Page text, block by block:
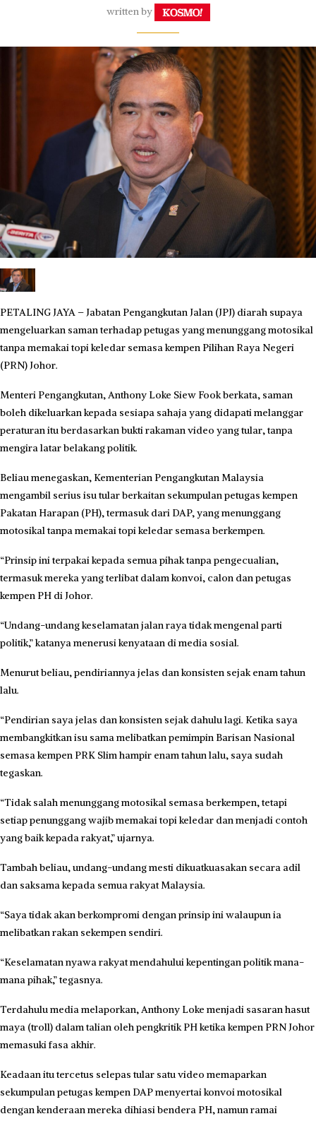
written by
PETALING JAYA – Jabatan Pengangkutan Jalan (JPJ) diarah supaya
mengeluarkan saman terhadap petugas yang menunggang motosikal
tanpa memakai topi keledar semasa kempen Pilihan Raya Negeri
(PRN) Johor.
Menteri Pengangkutan, Anthony Loke Siew Fook berkata, saman
boleh dikeluarkan kepada sesiapa sahaja yang didapati melanggar
peraturan itu berdasarkan bukti rakaman video yang tular, tanpa
mengira latar belakang politik.
Beliau menegaskan, Kementerian Pengangkutan Malaysia
mengambil serius isu tular berkaitan sekumpulan petugas kempen
Pakatan Harapan (PH), termasuk dari DAP, yang menunggang
motosikal tanpa memakai topi keledar semasa berkempen.
“Prinsip ini terpakai kepada semua pihak tanpa pengecualian,
termasuk mereka yang terlibat dalam konvoi, calon dan petugas
kempen PH di Johor.
“Undang-undang keselamatan jalan raya tidak mengenal parti
politik,” katanya menerusi kenyataan di media sosial.
Menurut beliau, pendiriannya jelas dan konsisten sejak enam tahun
lalu.
“Pendirian saya jelas dan konsisten sejak dahulu lagi. Ketika saya
membangkitkan isu sama melibatkan pemimpin Barisan Nasional
semasa kempen PRK Slim hampir enam tahun lalu, saya sudah
tegaskan.
“Tidak salah menunggang motosikal semasa berkempen, tetapi
setiap penunggang wajib memakai topi keledar dan menjadi contoh
yang baik kepada rakyat,” ujarnya.
Tambah beliau, undang-undang mesti dikuatkuasakan secara adil
dan saksama kepada semua rakyat Malaysia.
“Saya tidak akan berkompromi dengan prinsip ini walaupun ia
melibatkan rakan sekempen sendiri.
“Keselamatan nyawa rakyat mendahului kepentingan politik mana-
mana pihak,” tegasnya.
Terdahulu media melaporkan, Anthony Loke menjadi sasaran hasut
maya (troll) dalam talian oleh pengkritik PH ketika kempen PRN Johor
memasuki fasa akhir.
Keadaan itu tercetus selepas tular satu video memaparkan
sekumpulan petugas kempen DAP menyertai konvoi motosikal
dengan kenderaan mereka dihiasi bendera PH, namun ramai